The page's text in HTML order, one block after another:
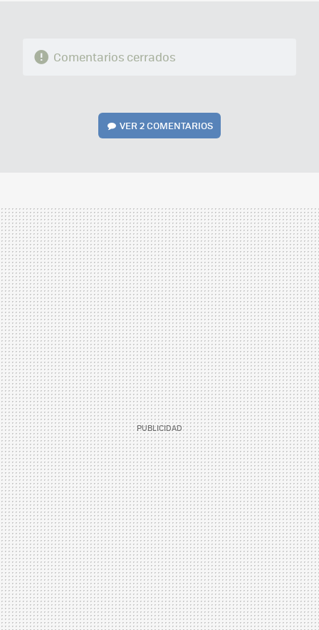
Comentarios cerrados
VER2 COMENTARIOS